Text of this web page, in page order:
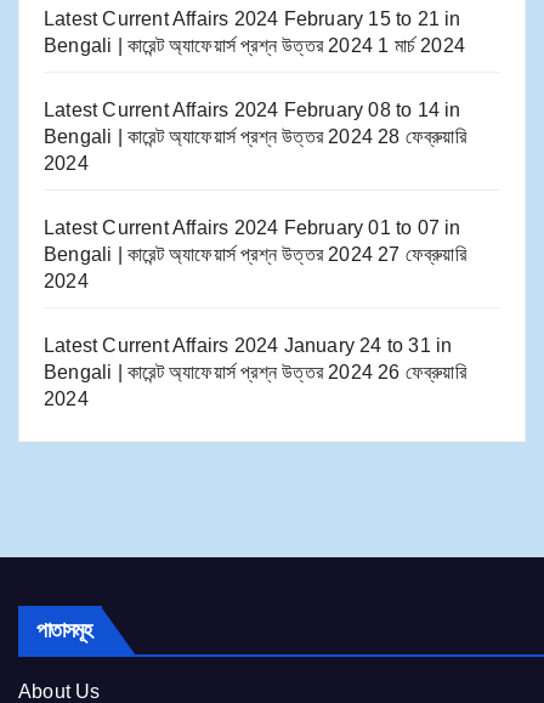
Latest Current Affairs 2024 February 15 to 21​ in
Bengali | কারেন্ট অ্যাফেয়ার্স প্রশ্ন উত্তর 2024 1 মার্চ 2024
Latest Current Affairs 2024 February 08 to 14​ in
Bengali | কারেন্ট অ্যাফেয়ার্স প্রশ্ন উত্তর 2024 28 ফেব্রুয়ারি
2024
Latest Current Affairs 2024 February 01 to 07​ in
Bengali | কারেন্ট অ্যাফেয়ার্স প্রশ্ন উত্তর 2024 27 ফেব্রুয়ারি
2024
Latest Current Affairs 2024 January 24 to 31​ in
Bengali | কারেন্ট অ্যাফেয়ার্স প্রশ্ন উত্তর 2024 26 ফেব্রুয়ারি
2024
পাতাসমূহ
About Us